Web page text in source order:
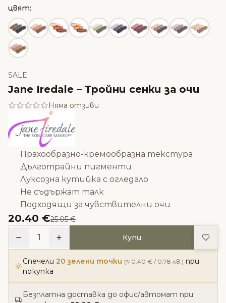
SALE
Jane Iredale – Тройни сенки за очи
Няма отзиви
Прахообразно-кремообразна текстура
Дълготрайни пигменти
Луксозна кутийка с огледало
Не съдържат талк
Подходящи за чувствителни очи
20.40 €25.05 €
цвят:
1 Купи
Спечели 20 зелени точки (≈ 0.40 € / 0.78 лв.) при
покупка
Безплатна доставка до офис/автомат при